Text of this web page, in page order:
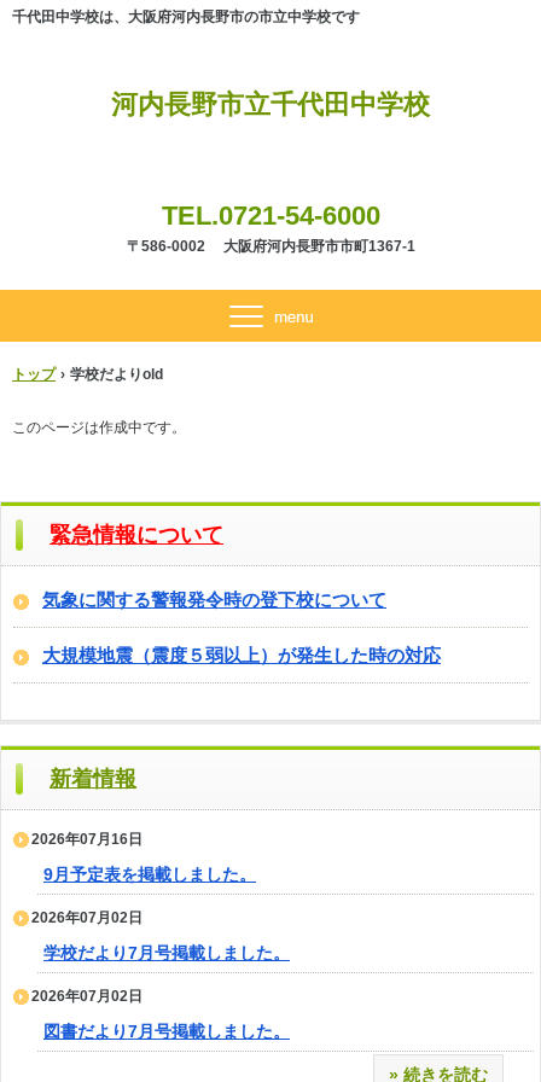
河内長野市立千代田中学校
千代田中学校は、大阪府河内長野市の市立中学校です
TEL.0721-54-6000
〒586-0002 大阪府河内長野市市町1367-1
トップ › 学校だよりold
このページは作成中です。
緊急情報について
気象に関する警報発令時の登下校について
大規模地震（震度５弱以上）が発生した時の対応
新着情報
2026年07月16日
9月予定表を掲載しました。
2026年07月02日
学校だより7月号掲載しました。
2026年07月02日
図書だより7月号掲載しました。
» 続きを読む